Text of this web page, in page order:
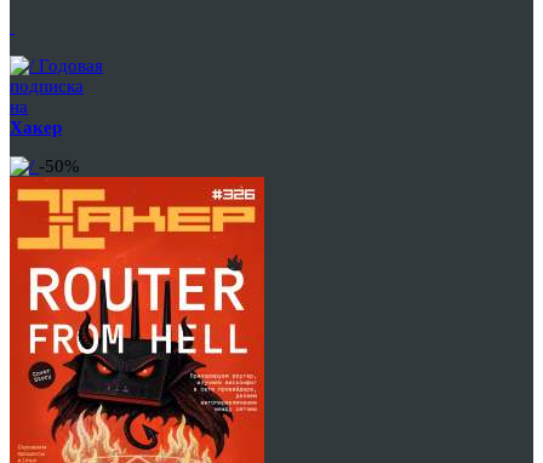
Годовая
подписка
на
Хакер
-50%